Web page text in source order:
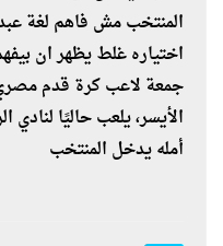
المنتخب مش فاهم لغة
اختياره غلط يظهر ان
جمعة لاعب كرة قدم
الأيسر، يلعب حاليًا
أمله يدخل المنتخب